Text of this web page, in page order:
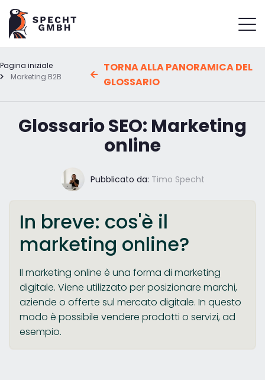
Pagina iniziale
Marketing B2B
TORNA ALLA PANORAMICA DEL
GLOSSARIO
Glossario SEO: Marketing
online
Pubblicato da: Timo Specht
In breve: cos'è il
marketing online?
Il marketing online è una forma di marketing
digitale. Viene utilizzato per posizionare marchi,
aziende o offerte sul mercato digitale. In questo
modo è possibile vendere prodotti o servizi, ad
esempio.